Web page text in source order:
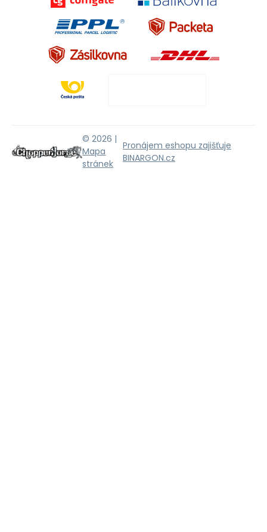
© 2026 |
Mapa
stránek
Pronájem eshopu zajišťuje
BINARGON.cz